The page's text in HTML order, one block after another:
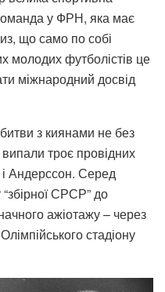
у ФРН, яка має
що само по собі
молодих футболістів це
міжнародний досвід
з киянами не без
троє провідних
Андерссон. Серед
“збірної СРСР” до
ажіотажу – через
стадіону